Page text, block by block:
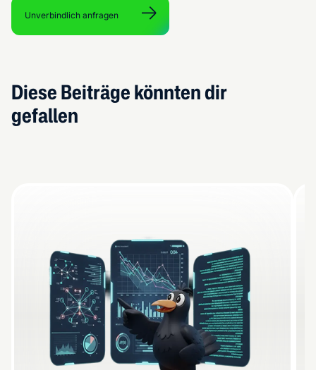
Unverbindlich anfragen
Diese Beiträge könnten dir
gefallen